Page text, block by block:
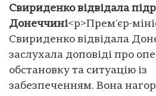
Свириденко відвідала
Донеччині<p>Прем'єр-
Свириденко відвідала
заслухала доповіді про
обстановку та ситуацію із
забезпеченням. Вона